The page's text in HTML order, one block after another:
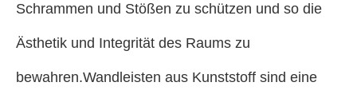
Schrammen und Stößen zu schützen und so die
Ästhetik und Integrität des Raums zu
bewahren.Wandleisten aus Kunststoff sind eine